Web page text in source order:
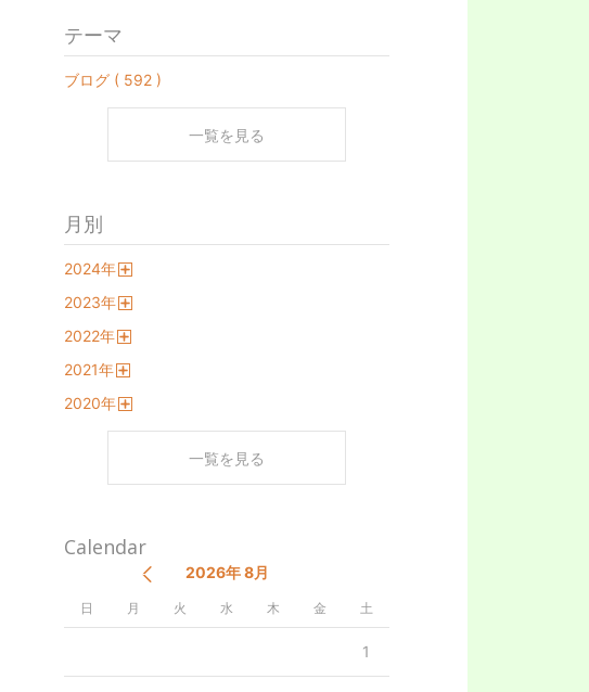
テーマ
ブログ ( 592 )
一覧を見る
月別
2024年
2023年
2022年
2021年
2020年
一覧を見る
Calendar
2026年 8月
日 月 火 水 木 金 土
1